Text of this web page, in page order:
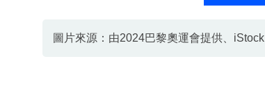
圖片來源：由2024巴黎奧運會提供、iStock